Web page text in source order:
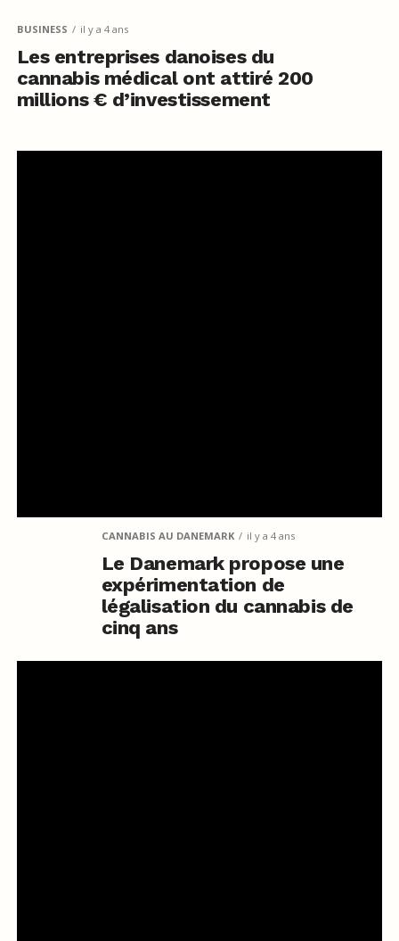
BUSINESS il y a 4 ans
Les entreprises danoises du
cannabis médical ont attiré 200
millions € d’investissement
CANNABIS AU DANEMARK il y a 4 ans
Le Danemark propose une
expérimentation de
légalisation du cannabis de
cinq ans